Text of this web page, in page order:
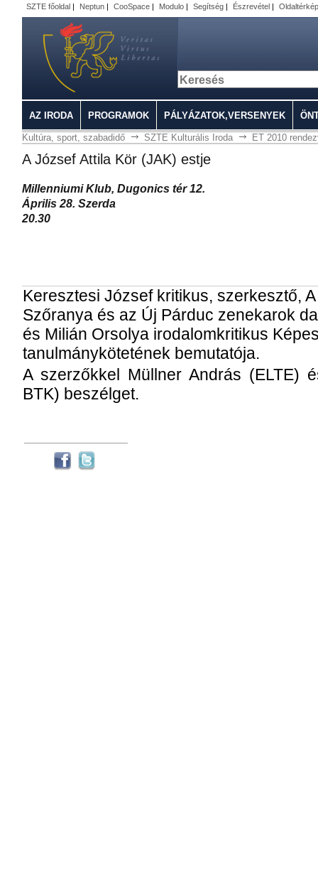
SZTE főoldal| Neptun| CooSpace| Modulo| Segítség| Észrevétel| Oldaltérkép
AZ IRODA PROGRAMOK PÁLYÁZATOK,VERSENYEK
Kultúra, sport, szabadidő SZTE Kulturális Iroda ET 2010
A József Attila Kör (JAK) estje
Millenniumi Klub, Dugonics tér 12.
Április 28. Szerda
20.30
Keresztesi József kritikus, szerkesztő,
Szőranya és az Új Párduc zenekarok
és Milián Orsolya irodalomkritikus
tanulmánykötetének bemutatója.
A szerzőkkel Müllner András (ELTE)
BTK) beszélget.